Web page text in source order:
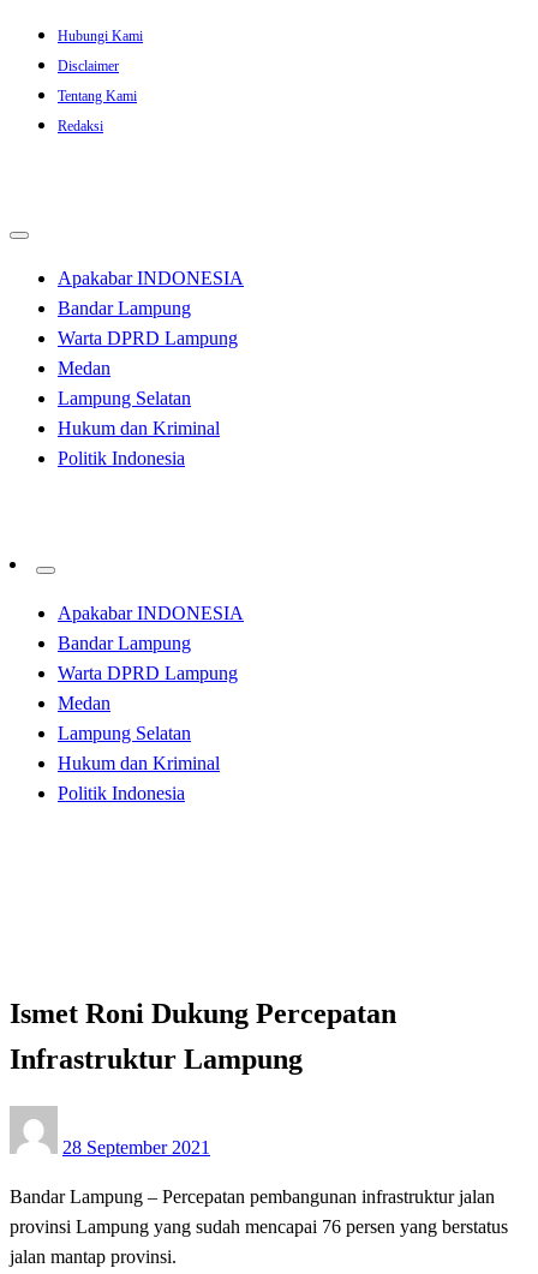
Skip
content
Hubungi Kami
Disclaimer
Tentang Kami
Redaksi
Apakabar INDONESIA
Bandar Lampung
Warta DPRD Lampung
Medan
Lampung Selatan
Hukum dan Kriminal
Politik Indonesia
Apakabar INDONESIA
Bandar Lampung
Warta DPRD Lampung
Medan
Lampung Selatan
Hukum dan Kriminal
Politik Indonesia
Ismet Roni Dukung Percepatan
Infrastruktur Lampung
on
28 September 2021
Bandar Lampung – Percepatan pembangunan infrastruktur jalan
provinsi Lampung yang sudah mencapai 76 persen yang berstatus
jalan mantap provinsi.